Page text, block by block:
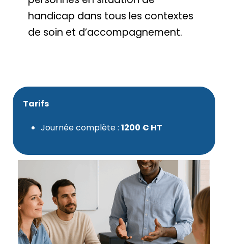
handicap dans tous les contextes
de soin et d’accompagnement.
Tarifs
Journée complète : 1200 € HT